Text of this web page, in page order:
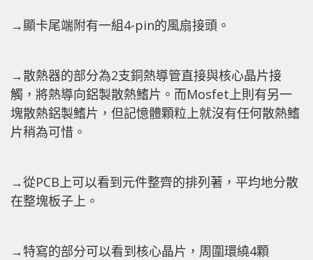
→顯卡尾端附有一組4-pin的風扇接頭。
→散熱器的部分為2支銅熱導管直接與核心晶片接
觸，將熱導向鋁製散熱鰭片。而Mosfet上則有另一
塊散熱鋁製鰭片，但記憶體顆粒上就沒有任何散熱鰭
片稍為可惜。
→從PCB上可以看到元件整齊的排列著，平均地分散
在整塊板子上。
→特寫的部分可以看到核心晶片，周圍環繞4顆